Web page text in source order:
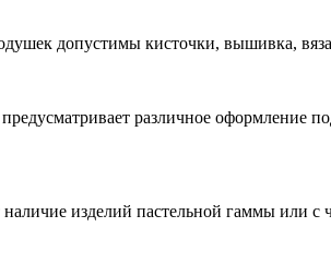
допустимы кисточки, вышивка,
различное оформление
наличие изделий пастельной гаммы или